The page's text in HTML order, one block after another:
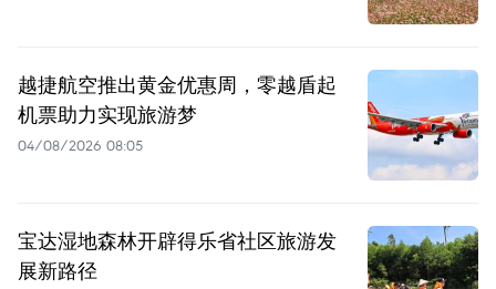
越捷航空推出黄金优惠周，零越盾起
机票助力实现旅游梦
04/08/2026 08:05
宝达湿地森林开辟得乐省社区旅游发
展新路径